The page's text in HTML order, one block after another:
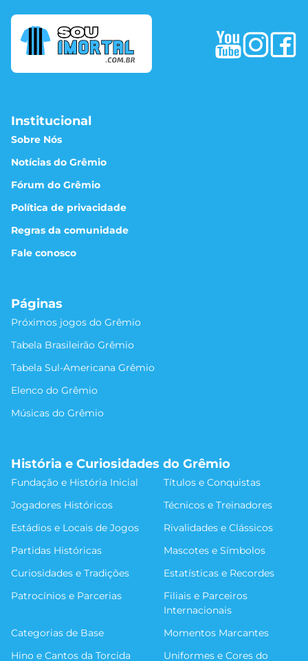
Institucional
Sobre Nós
Notícias do Grêmio
Fórum do Grêmio
Política de privacidade
Regras da comunidade
Fale conosco
Páginas
Próximos jogos do Grêmio
Tabela Brasileirão Grêmio
Tabela Sul-Americana Grêmio
Elenco do Grêmio
Músicas do Grêmio
História e Curiosidades do Grêmio
Fundação e História Inicial
Títulos e Conquistas
Jogadores Históricos
Técnicos e Treinadores
Estádios e Locais de Jogos
Rivalidades e Clássicos
Partidas Históricas
Mascotes e Símbolos
Curiosidades e Tradições
Estatísticas e Recordes
Patrocínios e Parcerias
Filiais e Parceiros
Internacionais
Categorias de Base
Momentos Marcantes
Hino e Cantos da Torcida
Uniformes e Cores do